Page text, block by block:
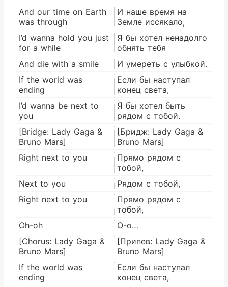
And our time on Earth
was through
И наше время на
Земле иссякало,
I’d wanna hold you just
for a while
Я бы хотел ненадолго
обнять тебя
And die with a smile
И умереть с улыбкой.
If the world was
ending
Если бы наступал
конец света,
I’d wanna be next to
you
Я бы хотел быть
рядом с тобой.
[Bridge: Lady Gaga &
Bruno Mars]
[Бридж: Lady Gaga &
Bruno Mars]
Right next to you
Прямо рядом с
тобой,
Next to you
Рядом с тобой,
Right next to you
Прямо рядом с
тобой,
Oh-oh
О-о…
[Chorus: Lady Gaga &
Bruno Mars]
[Припев: Lady Gaga &
Bruno Mars]
If the world was
ending
Если бы наступал
конец света,